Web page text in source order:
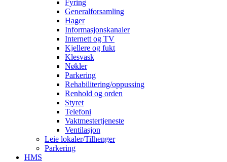
Fyring
Generalforsamling
Hager
Informasjonskanaler
Internett og TV
Kjellere og fukt
Klesvask
Nøkler
Parkering
Rehabilitering/oppussing
Renhold og orden
Styret
Telefoni
Vaktmestertjeneste
Ventilasjon
Leie lokaler/Tilhenger
Parkering
HMS